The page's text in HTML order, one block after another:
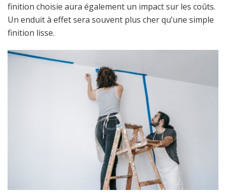
finition choisie aura également un impact sur les coûts.
Un enduit à effet sera souvent plus cher qu’une simple
finition lisse.